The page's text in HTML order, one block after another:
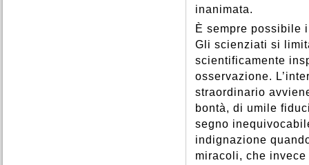
inanimata.
È sempre possibile
Gli scienziati si
scientificamente
osservazione.
straordinario
bontà, di umile
segno
indignazione
miracoli, che